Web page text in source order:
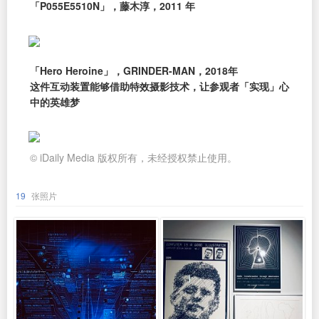
「P055E5510N」，藤木淳，2011 年
「Hero Heroine」，GRINDER-MAN，2018年
这件互动装置能够借助特效摄影技术，让参观者「实现」心
中的英雄梦
© iDaily Media 版权所有，未经授权禁止使用。
19 张照片